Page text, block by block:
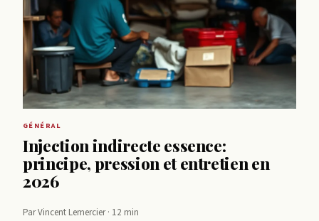
GÉNÉRAL
Injection indirecte essence:
principe, pression et entretien en
2026
Par Vincent Lemercier · 12 min